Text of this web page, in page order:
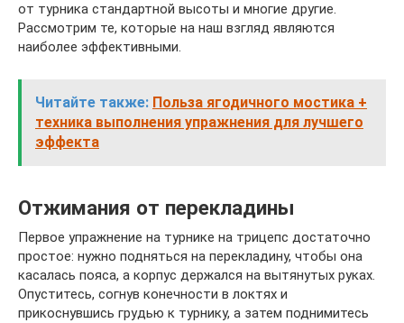
от турника стандартной высоты и многие другие.
Рассмотрим те, которые на наш взгляд являются
наиболее эффективными.
Читайте также: Польза ягодичного мостика +
техника выполнения упражнения для лучшего
эффекта
Отжимания от перекладины
Первое упражнение на турнике на трицепс достаточно
простое: нужно подняться на перекладину, чтобы она
касалась пояса, а корпус держался на вытянутых руках.
Опуститесь, согнув конечности в локтях и
прикоснувшись грудью к турнику, а затем поднимитесь